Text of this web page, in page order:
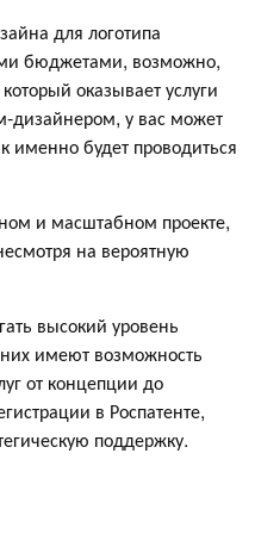
для логотипа
бюджетами, возможно,
оказывает услуги
дизайнером, у вас может
именно будет проводиться
и масштабном проекте,
на вероятную
высокий уровень
имеют возможность
от концепции до
в Роспатенте,
поддержку.